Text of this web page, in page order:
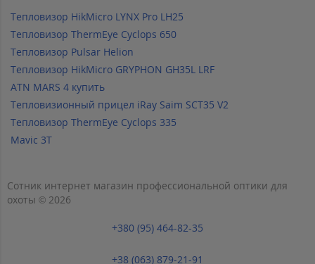
Тепловизор HikMicro LYNX Pro LH25
Тепловизор ThermEye Cyclops 650
Тепловизор Pulsar Helion
Тепловизор HikMicro GRYPHON GH35L LRF
ATN MARS 4 купить
Тепловизионный прицел iRay Saim SCT35 V2
Тепловизор ThermEye Cyclops 335
Mavic 3T
Сотник интернет магазин профессиональной оптики для
охоты © 2026
+380 (95) 464-82-35
+38 (063) 879-21-91